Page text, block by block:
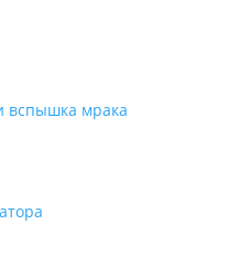
вспышка мрака